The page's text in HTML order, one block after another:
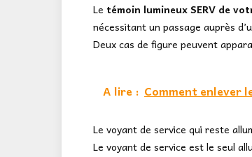
Le témoin lumineux SERV de
nécessitant un passage auprès
Deux cas de figure peuvent
A lire : Comment enlever
Le voyant de service qui reste
Le voyant de service est le seul